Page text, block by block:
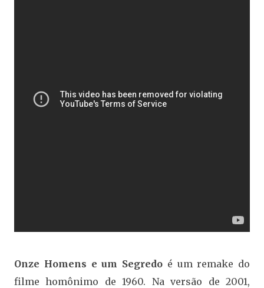
Onze Homens e um Segredo é um remake do
filme homônimo de 1960. Na versão de 2001,